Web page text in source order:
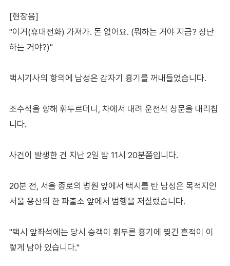
[현장음]
"이거(휴대전화) 가져가. 돈 없어요. (뭐하는 거야 지금? 장난
하는 거야?)"
택시기사의 항의에 남성은 갑자기 흉기를 꺼내들었습니다.
조수석을 향해 휘두르더니, 차에서 내려 운전석 창문을 내리칩
니다.
사건이 발생한 건 지난 2일 밤 11시 20분쯤입니다.
20분 전, 서울 종로의 병원 앞에서 택시를 탄 남성은 목적지인
서울 용산의 한 파출소 앞에서 범행을 저질렀습니다.
"택시 앞좌석에는 당시 승객이 휘두른 흉기에 찢긴 흔적이 이
렇게 남아 있습니다."